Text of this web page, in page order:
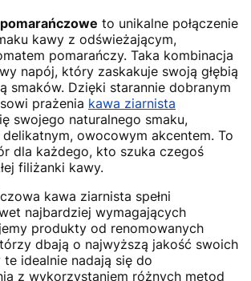
to unikalne połączenie
kawy z odświeżającym,
pomarańczy. Taka kombinacja
napój, który zaskakuje swoją głębią
smaków. Dzięki starannie dobranym
prażenia kawa ziarnista
swojego naturalnego smaku,
owocowym akcentem. To
dla każdego, kto szuka czegoś
filiżanki kawy.
kawa ziarnista spełni
najbardziej wymagających
produkty od renomowanych
dbają o najwyższą jakość swoich
idealnie nadają się do
z wykorzystaniem różnych metod